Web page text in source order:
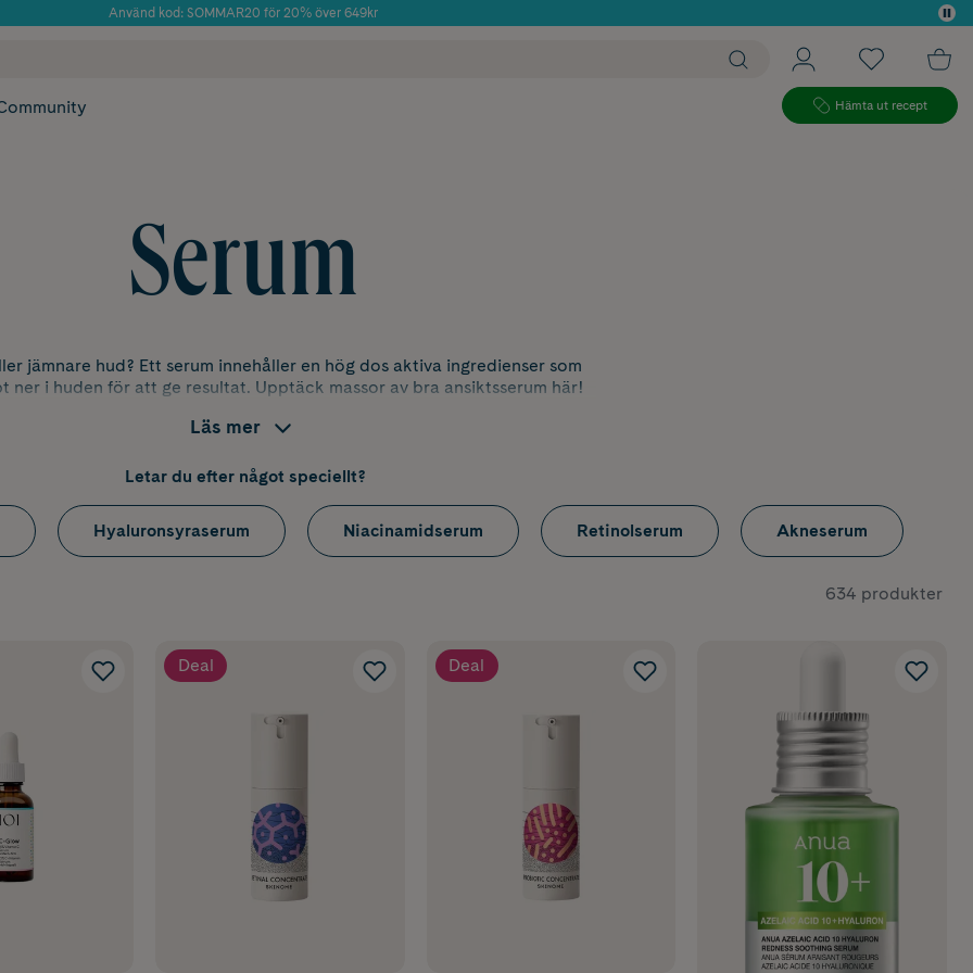
Använd kod: SOMMAR20 för 20% över 649kr
Hämta ut recept
Serum
jämnare hud? Ett serum innehåller en hög dos aktiva ingredienser som
ner i huden för att ge resultat. Upptäck massor av bra ansiktsserum här!
serum & vad är det bra
serum är bäst för mig?
stjärnan i hudvårdsritualen! Och hemligheten bakom ett bra serum ligger
För att hitta rätt serum behöver du få koll på din hudtyp, och fundera
behov. Du kan alltid kontakta våra hudterapeuter i chatten här intill, för
retinol – för dig som vill minska rynkor
Läs mer
Letar du efter något speciellt?
Hyaluronsyraserum Niacinamidserum Retinolserum Akneserum
634 produkter
Deal Deal